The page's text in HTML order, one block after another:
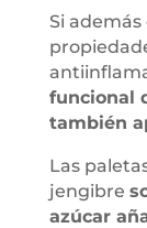
Si
funcional
también
Las
jengibre
azúcar